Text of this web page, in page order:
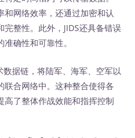
网络效率，还通过加密和认
整性。此外，JIDS还具备错误
确性和可靠性。
据链，将陆军、海军、空军以
联合网络中。这种整合使得各
高了整体作战效能和指挥控制